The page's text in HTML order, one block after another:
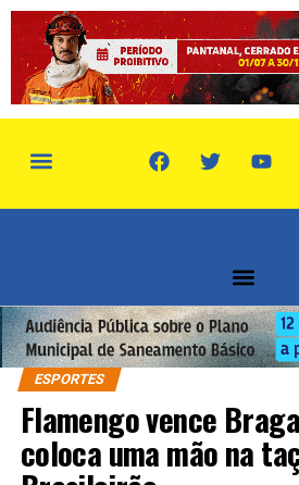
ESPORTES
Flamengo vence
coloca uma mão na